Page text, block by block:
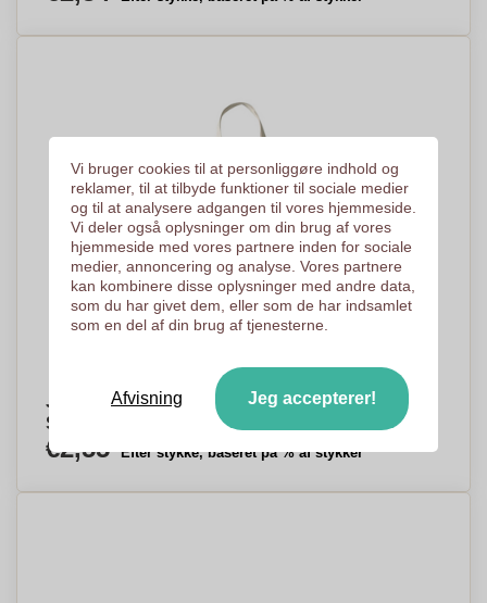
Jute indkøbspose med bomuldshåndtag -
Sallingsund
€2,55 Efter stykke, baseret på % af stykker
Vi bruger cookies til at personliggøre indhold og
reklamer, til at tilbyde funktioner til sociale medier
og til at analysere adgangen til vores hjemmeside.
Vi deler også oplysninger om din brug af vores
hjemmeside med vores partnere inden for sociale
medier, annoncering og analyse. Vores partnere
kan kombinere disse oplysninger med andre data,
som du har givet dem, eller som de har indsamlet
som en del af din brug af tjenesterne.
Afvisning Jeg accepterer!